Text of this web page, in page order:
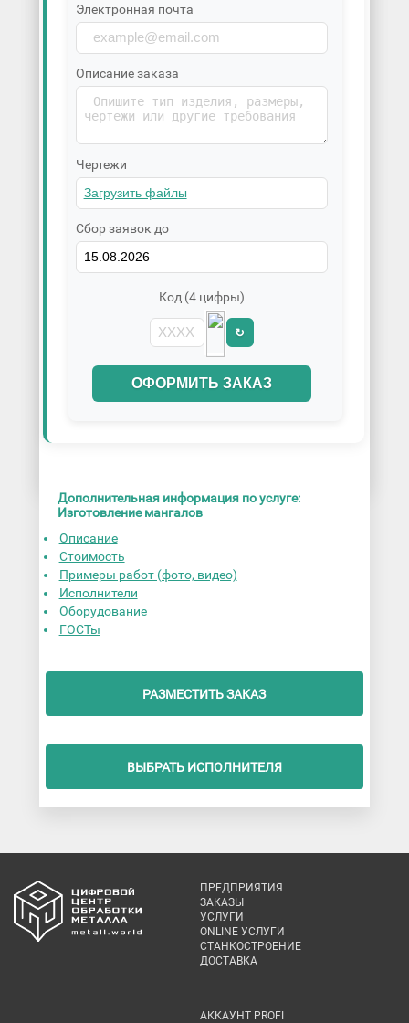
Электронная почта
Описание заказа
Чертежи
Сбор заявок до
Код (4 цифры)
↻
ОФОРМИТЬ ЗАКАЗ
Дополнительная информация по услуге:
Изготовление мангалов
Описание
Стоимость
Примеры работ (фото, видео)
Исполнители
Оборудование
ГОСТы
РАЗМЕСТИТЬ ЗАКАЗ
ВЫБРАТЬ ИСПОЛНИТЕЛЯ
ПРЕДПРИЯТИЯ
ЗАКАЗЫ
УСЛУГИ
ONLINE УСЛУГИ
СТАНКОСТРОЕНИЕ
ДОСТАВКА
АККАУНТ PROFI